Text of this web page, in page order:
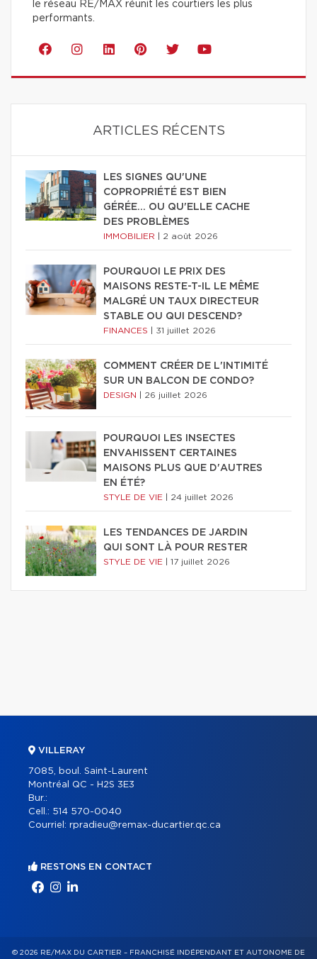
le réseau RE/MAX réunit les courtiers les plus
performants.
ARTICLES RÉCENTS
LES SIGNES QU'UNE
COPROPRIÉTÉ EST BIEN
GÉRÉE… OU QU'ELLE CACHE
DES PROBLÈMES
IMMOBILIER 2 août 2026
POURQUOI LE PRIX DES
MAISONS RESTE-T-IL LE MÊME
MALGRÉ UN TAUX DIRECTEUR
STABLE OU QUI DESCEND?
FINANCES 31 juillet 2026
COMMENT CRÉER DE L'INTIMITÉ
SUR UN BALCON DE CONDO?
DESIGN 26 juillet 2026
POURQUOI LES INSECTES
ENVAHISSENT CERTAINES
MAISONS PLUS QUE D'AUTRES
EN ÉTÉ?
STYLE DE VIE 24 juillet 2026
LES TENDANCES DE JARDIN
QUI SONT LÀ POUR RESTER
STYLE DE VIE 17 juillet 2026
VILLERAY
7085, boul. Saint-Laurent
Montréal QC - H2S 3E3
Bur.:
Cell.: 514 570-0040
Courriel: rpradieu@remax-ducartier.qc.ca
RESTONS EN CONTACT
© 2026 RE/MAX DU CARTIER – FRANCHISÉ INDÉPENDANT ET AUTONOME DE